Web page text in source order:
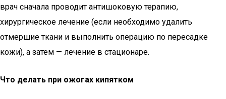
врач сначала проводит антишоковую терапию,
хирургическое лечение (если необходимо удалить
отмершие ткани и выполнить операцию по пересадке
кожи), а затем — лечение в стационаре.
Что делать при ожогах кипятком